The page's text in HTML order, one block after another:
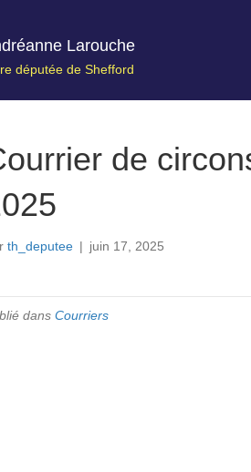
Larouche
députée de Shefford
de
th_deputee | juin 17, 2025
dans Courriers